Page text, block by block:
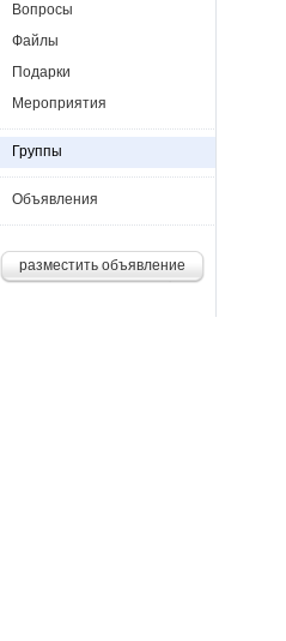
Вопросы
Файлы
Подарки
Мероприятия
Группы
Объявления
разместить объявление